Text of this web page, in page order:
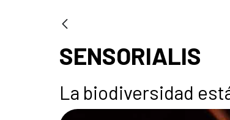
SENSORIALIS
La biodiversidad